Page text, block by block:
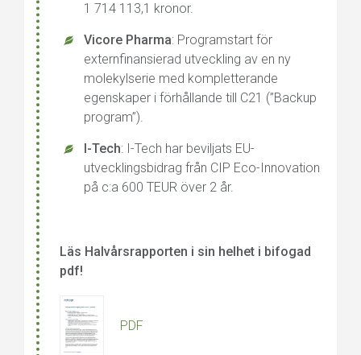
1 714 113,1 kronor.
Vicore Pharma: Programstart för
externfinansierad utveckling av en ny
molekylserie med kompletterande
egenskaper i förhållande till C21 (”Backup
program”).
I-Tech: I-Tech har beviljats EU-
utvecklingsbidrag från CIP Eco-Innovation
på c:a 600 TEUR över 2 år.
Läs Halvårsrapporten i sin helhet i bifogad
pdf!
PDF